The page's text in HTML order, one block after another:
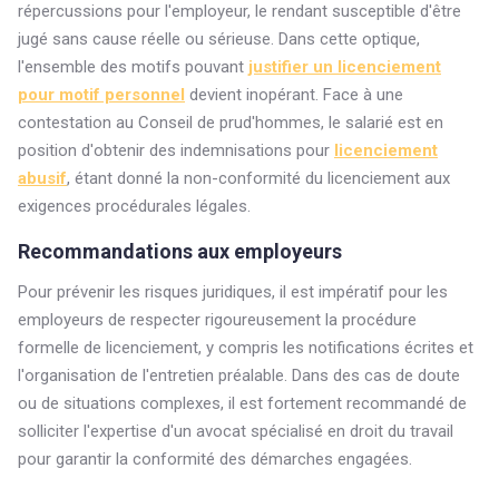
répercussions pour l'employeur, le rendant susceptible d'être
jugé sans cause réelle ou sérieuse. Dans cette optique,
l'ensemble des motifs pouvant justifier un licenciement
pour motif personnel devient inopérant. Face à une
contestation au Conseil de prud'hommes, le salarié est en
position d'obtenir des indemnisations pour licenciement
abusif, étant donné la non-conformité du licenciement aux
exigences procédurales légales.
Recommandations aux employeurs
Pour prévenir les risques juridiques, il est impératif pour les
employeurs de respecter rigoureusement la procédure
formelle de licenciement, y compris les notifications écrites et
l'organisation de l'entretien préalable. Dans des cas de doute
ou de situations complexes, il est fortement recommandé de
solliciter l'expertise d'un avocat spécialisé en droit du travail
pour garantir la conformité des démarches engagées.